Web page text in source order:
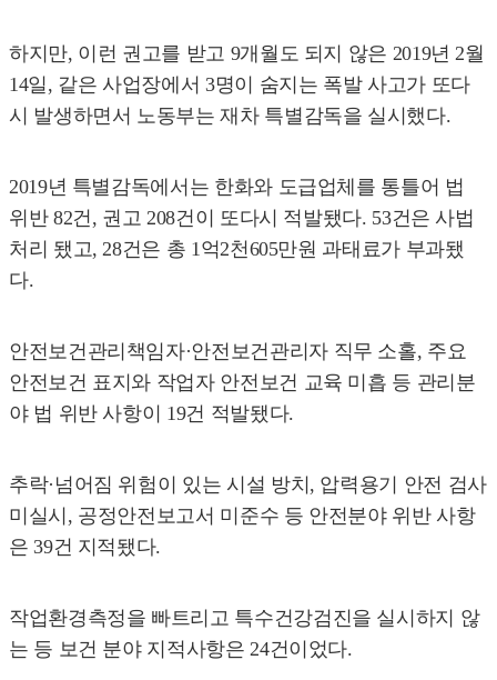
하지만, 이런 권고를 받고 9개월도 되지 않은 2019년 2월
14일, 같은 사업장에서 3명이 숨지는 폭발 사고가 또다
시 발생하면서 노동부는 재차 특별감독을 실시했다.
2019년 특별감독에서는 한화와 도급업체를 통틀어 법
위반 82건, 권고 208건이 또다시 적발됐다. 53건은 사법
처리 됐고, 28건은 총 1억2천605만원 과태료가 부과됐
다.
안전보건관리책임자·안전보건관리자 직무 소홀, 주요
안전보건 표지와 작업자 안전보건 교육 미흡 등 관리분
야 법 위반 사항이 19건 적발됐다.
추락·넘어짐 위험이 있는 시설 방치, 압력용기 안전 검사
미실시, 공정안전보고서 미준수 등 안전분야 위반 사항
은 39건 지적됐다.
작업환경측정을 빠트리고 특수건강검진을 실시하지 않
는 등 보건 분야 지적사항은 24건이었다.